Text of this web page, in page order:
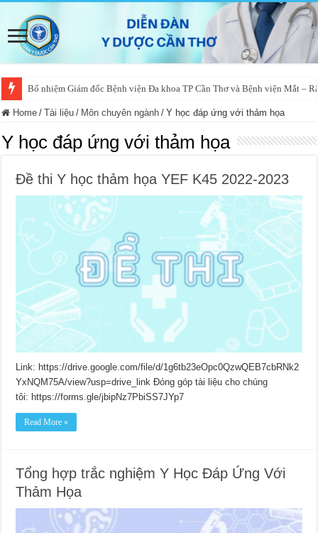
Bổ nhiệm Giám đốc Bệnh viện Đa khoa TP Cần Thơ và Bệnh viện Mắt –
Home / Tài liệu / Môn chuyên ngành / Y học đáp ứng với thảm họa
Y học đáp ứng với thảm họa
Đề thi Y học thảm họa YEF K45 2022-2023
Link: https://drive.google.com/file/d/1g6tb23eOpc0QzwQEB7cbRNk2
YxNQM75A/view?usp=drive_link Đóng góp tài liệu cho chúng
tôi: https://forms.gle/jbipNz7PbiSS7JYp7
Read More »
Tổng hợp trắc nghiệm Y Học Đáp Ứng Với
Thảm Họa